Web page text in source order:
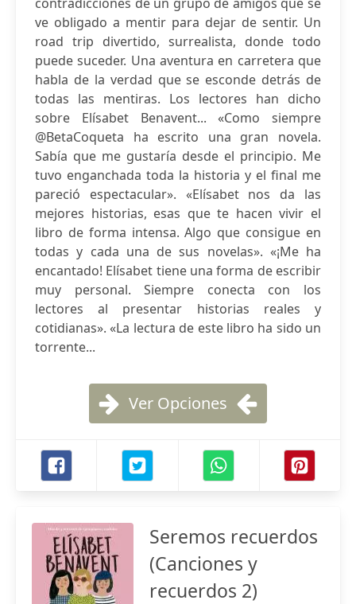
ve obligado a mentir para dejar de sentir. Un
road trip divertido, surrealista, donde todo
puede suceder. Una aventura en carretera que
habla de la verdad que se esconde detrás de
todas las mentiras. Los lectores han dicho
sobre Elísabet Benavent... «Como siempre
@BetaCoqueta ha escrito una gran novela.
Sabía que me gustaría desde el principio. Me
tuvo enganchada toda la historia y el final me
pareció espectacular». «Elísabet nos da las
mejores historias, esas que te hacen vivir el
libro de forma intensa. Algo que consigue en
todas y cada una de sus novelas». «¡Me ha
encantado! Elísabet tiene una forma de escribir
muy personal. Siempre conecta con los
lectores al presentar historias reales y
cotidianas». «La lectura de este libro ha sido un
torrente...
Ver Opciones
Seremos recuerdos
(Canciones y
recuerdos 2)